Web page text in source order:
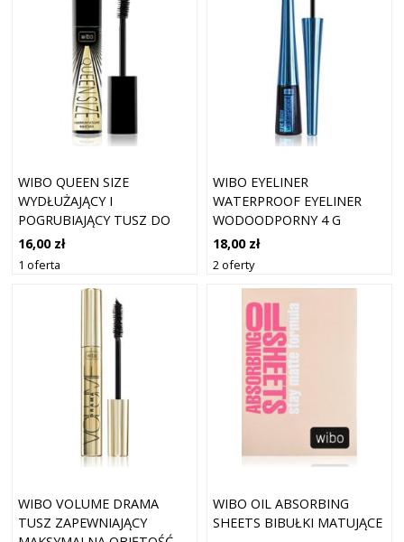
WIBO QUEEN SIZE
WYDŁUŻAJĄCY I
POGRUBIAJĄCY TUSZ DO
RZĘS
16,00 zł
1 oferta
WIBO EYELINER
WATERPROOF EYELINER
WODOODPORNY 4 G
18,00 zł
2 oferty
WIBO VOLUME DRAMA
TUSZ ZAPEWNIAJĄCY
WIBO OIL ABSORBING
SHEETS BIBUŁKI MATUJĄCE